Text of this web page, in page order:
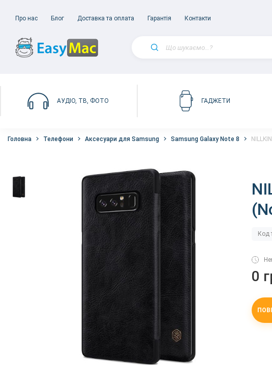
Про нас Блог Доставка та оплата Гарантія Контакти
АУДІО, ТВ, ФОТО ГАДЖЕТИ
Головна Телефони Аксесуари для Samsung Samsung Galaxy Note 8
Код
0